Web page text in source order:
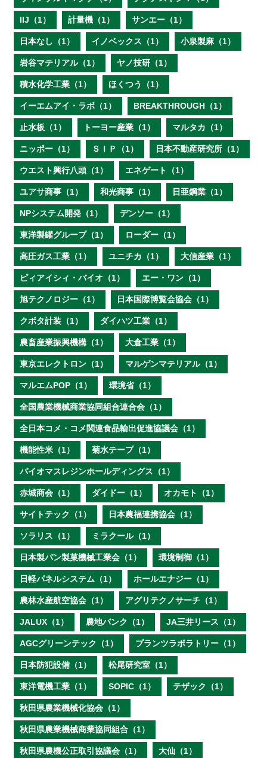
IIJ（1） 計量機（1） サンエー（1）
日本なし（1） イノベックス（1） 小泉製麻（1）
岩谷マテリアル（1） ヤノ技研（1）
積水化学工業（1） ほくつう（1）
イーエムアイ・ラボ（1） BREAKTHROUGH（1）
止水板（1） トーヨー産業（1） マルタカ（1）
ニッポー（1） ＳＩＰ（1） 日本不動産研究所（1）
ウエスト興行八頭（1） エネゲート（1）
ユアサ商事（1） 和光商事（1） 日亜鋼業（1）
NPシステム開発（1） デンソー（1）
東洋製罐グループ（1） ローダー（1）
高圧ガス工業（1） ユニチカ（1） 大信産業（1）
ピィアイシィ・バイオ（1） エー・ワン（1）
旭テクノロジー（1） 日本国際博覧会協会（1）
クボタ計装（1） ダイハツ工業（1）
農畜産業振興機構（1） 大倉工業（1）
東京エレクトロン（1） マルゲンマテリアル（1）
マルエムPOP（1） 環境省（1）
全国農業機械商業協同組合連合会（1）
全日本コメ・コメ関連食品輸出促進協議会（1）
機能性米（1） 菊水テープ（1）
バイオマスレジンホールディングス（1）
赤城商会（1） ダイドー（1） オカモト（1）
サイトテック（1） 日本農福連携協会（1）
ソラリス（1） ミラクール（1）
日本製パン製菓機械工業会（1） 環境制御（1）
日軽パネルシステム（1） ホールエナジー（1）
農林水産航空協会（1） アグリテクノサーチ（1）
JALUX（1） 農地バンク（1） JA三井リース（1）
AGCグリーンテック（1） プランツラボラトリー（1）
日本防犯設備（1） 松尾研究室（1）
東洋電機工業（1） SOPIC（1） テザック（1）
秋田県農業機械化協会（1）
秋田県農業機械商業協同組合（1）
秋田県農機公正取引協議会（1） 大仙（1）